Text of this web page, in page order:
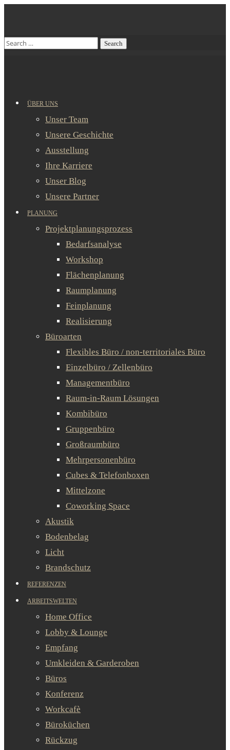
ÜBER UNS
Unser Team
Unsere Geschichte
Ausstellung
Ihre Karriere
Unser Blog
Unsere Partner
PLANUNG
Projektplanungsprozess
Bedarfsanalyse
Workshop
Flächenplanung
Raumplanung
Feinplanung
Realisierung
Büroarten
Flexibles Büro / non-territoriales Büro
Einzelbüro / Zellenbüro
Managementbüro
Raum-in-Raum Lösungen
Kombibüro
Gruppenbüro
Großraumbüro
Mehrpersonenbüro
Cubes & Telefonboxen
Mittelzone
Coworking Space
Akustik
Bodenbelag
Licht
Brandschutz
REFERENZEN
ARBEITSWELTEN
Home Office
Lobby & Lounge
Empfang
Umkleiden & Garderoben
Büros
Konferenz
Workcafè
Büroküchen
Rückzug